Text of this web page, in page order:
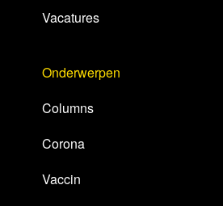
Vacatures
Onderwerpen
Columns
Corona
Vaccin